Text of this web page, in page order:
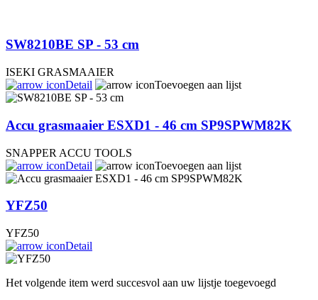
SW8210BE SP - 53 cm
ISEKI GRASMAAIER
Detail
Toevoegen aan lijst
Accu grasmaaier ESXD1 - 46 cm SP9SPWM82K
SNAPPER ACCU TOOLS
Detail
Toevoegen aan lijst
YFZ50
YFZ50
Detail
Het volgende item werd succesvol aan uw lijstje toegevoegd